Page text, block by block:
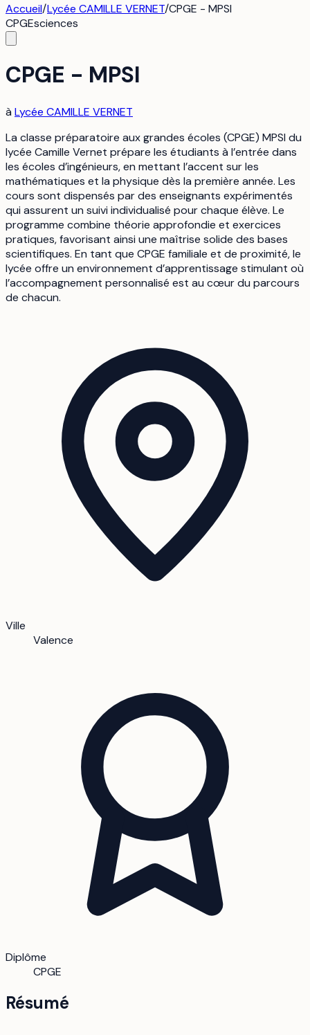
Accueil/Lycée CAMILLE VERNET/CPGE - MPSI
CPGEsciences
CPGE - MPSI
à Lycée CAMILLE VERNET
La classe préparatoire aux grandes écoles (CPGE) MPSI du
lycée Camille Vernet prépare les étudiants à l’entrée dans
les écoles d’ingénieurs, en mettant l’accent sur les
mathématiques et la physique dès la première année. Les
cours sont dispensés par des enseignants expérimentés
qui assurent un suivi individualisé pour chaque élève. Le
programme combine théorie approfondie et exercices
pratiques, favorisant ainsi une maîtrise solide des bases
scientifiques. En tant que CPGE familiale et de proximité, le
lycée offre un environnement d’apprentissage stimulant où
l’accompagnement personnalisé est au cœur du parcours
de chacun.
Ville
Valence
Diplôme
CPGE
Résumé